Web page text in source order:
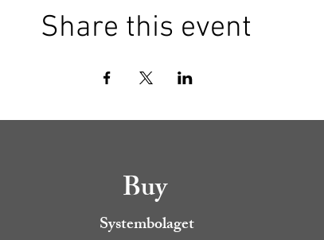
Share this event
Buy
Systembolaget